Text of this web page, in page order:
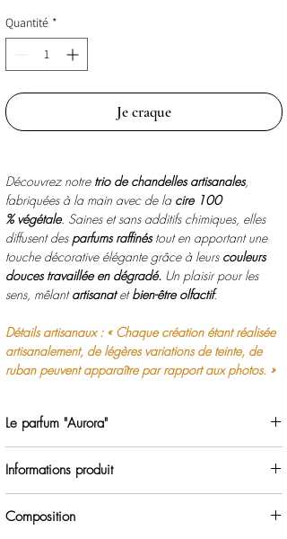
Quantité *
Je craque
Découvrez notre trio de chandelles artisanales,
fabriquées à la main avec de la cire 100
% végétale. Saines et sans additifs chimiques, elles
diffusent des parfums raffinéstout en apportant une
touche décorative élégante grâce à leurs couleurs
douces travaillée en dégradé. Un plaisir pour les
sens, mêlantartisanatetbien-être olfactif.
Détails artisanaux : « Chaque création étant réalisée
artisanalement, de légères variations de teinte, de
ruban peuvent apparaître par rapport aux photos. »
Le parfum "Aurora"
Les notes fraîches et fruitées de B
Pommes'accordent à un cœur deFleurs blancheset
de Musc, avant de laisser place à la chaleur du
Informations produit
Composition